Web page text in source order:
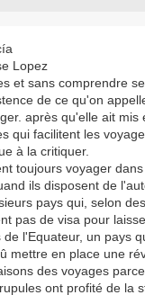
Lopez
et sans comprendre
de ce qu'on
après qu'elle ait mis
qui facilitent les
à la critiquer.
toujours voyager
ils disposent de
pays qui, selon
pas de visa pour
l'Equateur, un pays
mettre en place une
des voyages
ont profité de la